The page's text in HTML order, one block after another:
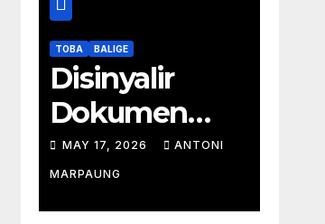
TOBA BALIGE
Disinyalir
Dokumen
Tambang
Batu Pati
Simanjuntak
MAY 17, 2026 ANTONI
MARPAUNG